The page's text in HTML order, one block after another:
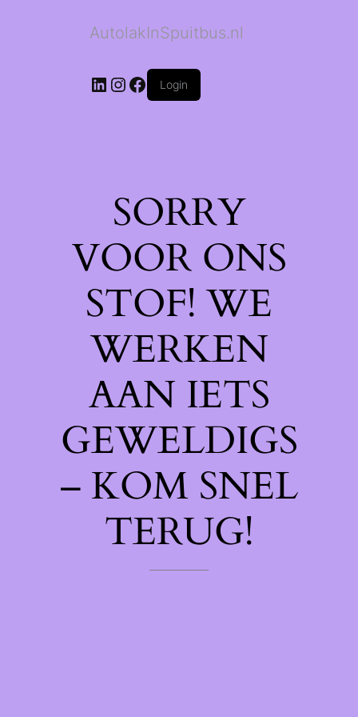
AutolakInSpuitbus.nl
LinkedIn
Instagram
Facebook
Login
SORRY
VOOR ONS
STOF! WE
WERKEN
AAN IETS
GEWELDIGS
– KOM SNEL
TERUG!